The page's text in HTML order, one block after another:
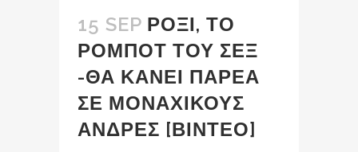
15 SEP ΡΟΞΙ, ΤΟ
ΡΟΜΠΟΤ ΤΟΥ ΣΕΞ
-ΘΑ ΚΑΝΕΙ ΠΑΡΕΑ
ΣΕ ΜΟΝΑΧΙΚΟΥΣ
ΑΝΔΡΕΣ [ΒΙΝΤΕΟ]